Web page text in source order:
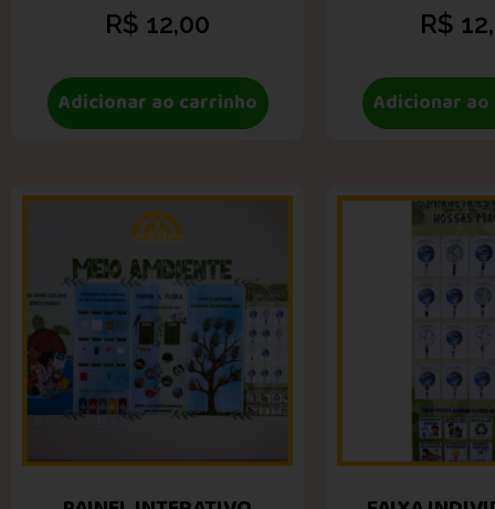
R$ 12,00
Adicionar ao carrinho
R$
Adicionar